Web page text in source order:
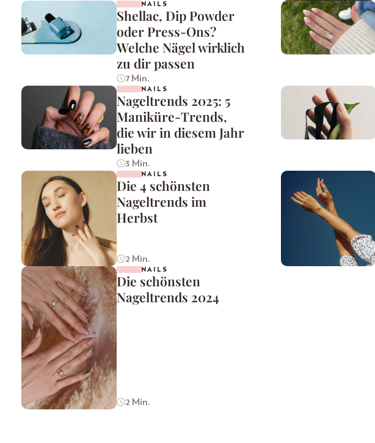
NAILS
Shellac, Dip Powder
oder Press-Ons?
Welche Nägel wirklich
zu dir passen
7 Min.
NAILS
Nageltrends 2025: 5
Maniküre-Trends,
die wir in diesem Jahr
lieben
3 Min.
NAILS
Die 4 schönsten
Nageltrends im
Herbst
2 Min.
NAILS
Die schönsten
Nageltrends 2024
2 Min.